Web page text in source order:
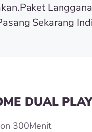
Sekarang
DUAL
300Menit